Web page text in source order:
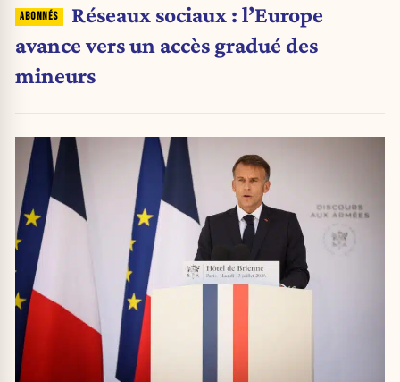
Réseaux sociaux : l’Europe
avance vers un accès gradué des
mineurs